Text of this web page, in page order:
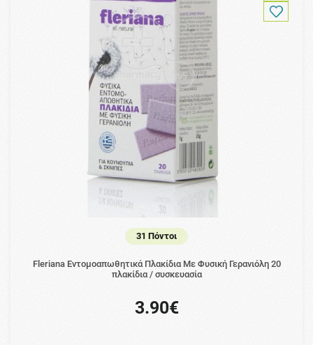
31 Πόντοι
Fleriana Εντομοαπωθητικά Πλακίδια Με Φυσική Γερανιόλη 20
πλακίδια / συσκευασία
3.90€